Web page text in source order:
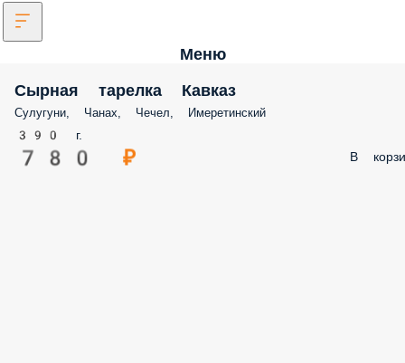
Меню
Сырная тарелка Кавказ
Сулугуни, Чанах, Чечел, Имеретинский
390 г.
780 ₽ В